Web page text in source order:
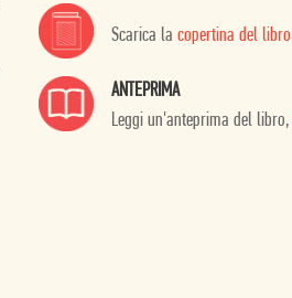
Scarica la copertina del libro
ANTEPRIMA
Leggi un'anteprima del libro,